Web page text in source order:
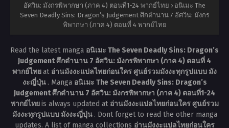
อัศวิน: มังกรพิพากษา (ภาค 4) ตอนที่1-24 พากย์ไทย › อนิเมะ The
Seven Deadly Sins: Dragon’s Judgement ศึกตำนาน 7 อัศวิน: มังกร
พิพากษา (ภาค 4) ตอนที่ 4 พากย์ไทย
Read the latest manga อนิเมะ The Seven Deadly Sins: Dragon’s
Judgement ศึกตำนาน 7 อัศวิน: มังกรพิพากษา (ภาค 4) ตอนที่ 4
พากย์ไทยat อ่านมังงะแปลไทยก่อนใคร ศูนย์รวมมังงะทุกรูปแบบ มัง
งะญี่ปุ่น . Manga อนิเมะ The Seven Deadly Sins: Dragon’s
Judgement ศึกตำนาน 7 อัศวิน: มังกรพิพากษา (ภาค 4) ตอนที่1-24
พากย์ไทยis always updated at อ่านมังงะแปลไทยก่อนใคร ศูนย์รวม
มังงะทุกรูปแบบ มังงะญี่ปุ่น . Dont forget to read the other manga
updates. A list of manga collections อ่านมังงะแปลไทยก่อนใคร